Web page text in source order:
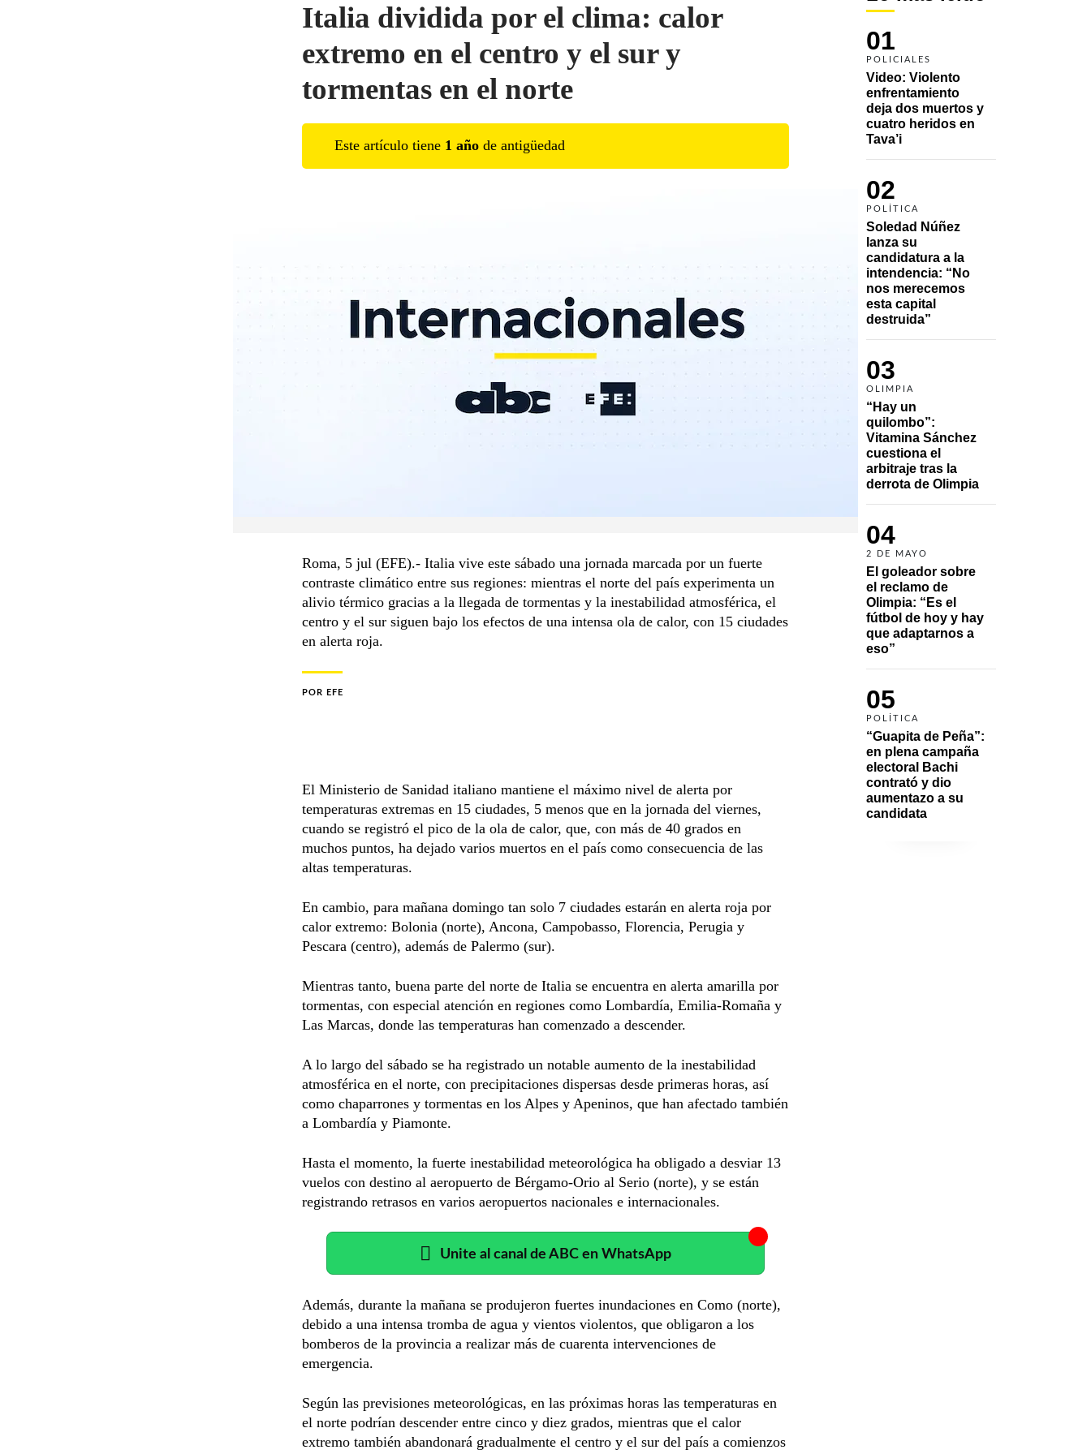
01
POLICIALES
Video: Violento
enfrentamiento
deja dos muertos y
cuatro heridos en
Tava’i
02
POLÍTICA
Soledad Núñez
lanza su
candidatura a la
intendencia: “No
nos merecemos
esta capital
destruida”
03
OLIMPIA
“Hay un
quilombo”:
Vitamina Sánchez
cuestiona el
arbitraje tras la
derrota de Olimpia
04
2 DE MAYO
El goleador sobre
el reclamo de
Olimpia: “Es el
fútbol de hoy y hay
que adaptarnos a
eso”
05
POLÍTICA
“Guapita de Peña”:
en plena campaña
electoral Bachi
contrató y dio
aumentazo a su
candidata
Italia dividida por el clima: calor
extremo en el centro y el sur y
tormentas en el norte
Este artículo tiene 1 año de antigüedad
Roma, 5 jul (EFE).- Italia vive este sábado una jornada marcada por un fuerte
contraste climático entre sus regiones: mientras el norte del país experimenta un
alivio térmico gracias a la llegada de tormentas y la inestabilidad atmosférica, el
centro y el sur siguen bajo los efectos de una intensa ola de calor, con 15 ciudades
en alerta roja.
POR EFE
El Ministerio de Sanidad italiano mantiene el máximo nivel de alerta por
temperaturas extremas en 15 ciudades, 5 menos que en la jornada del viernes,
cuando se registró el pico de la ola de calor, que, con más de 40 grados en
muchos puntos, ha dejado varios muertos en el país como consecuencia de las
altas temperaturas.
En cambio, para mañana domingo tan solo 7 ciudades estarán en alerta roja por
calor extremo: Bolonia (norte), Ancona, Campobasso, Florencia, Perugia y
Pescara (centro), además de Palermo (sur).
Mientras tanto, buena parte del norte de Italia se encuentra en alerta amarilla por
tormentas, con especial atención en regiones como Lombardía, Emilia-Romaña y
Las Marcas, donde las temperaturas han comenzado a descender.
A lo largo del sábado se ha registrado un notable aumento de la inestabilidad
atmosférica en el norte, con precipitaciones dispersas desde primeras horas, así
como chaparrones y tormentas en los Alpes y Apeninos, que han afectado también
a Lombardía y Piamonte.
Hasta el momento, la fuerte inestabilidad meteorológica ha obligado a desviar 13
vuelos con destino al aeropuerto de Bérgamo-Orio al Serio (norte), y se están
registrando retrasos en varios aeropuertos nacionales e internacionales.
Unite al canal de ABC en WhatsApp
Además, durante la mañana se produjeron fuertes inundaciones en Como (norte),
debido a una intensa tromba de agua y vientos violentos, que obligaron a los
bomberos de la provincia a realizar más de cuarenta intervenciones de
emergencia.
Según las previsiones meteorológicas, en las próximas horas las temperaturas en
el norte podrían descender entre cinco y diez grados, mientras que el calor
extremo también abandonará gradualmente el centro y el sur del país a comienzos